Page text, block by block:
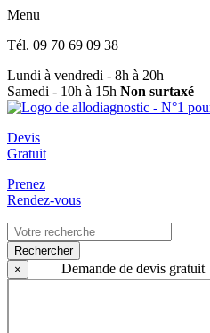
Menu
Tél. 09 70 69 09 38
Lundi à vendredi - 8h à 20h
Samedi - 10h à 15h Non surtaxé
Devis
Gratuit
Prenez
Rendez-vous
Rechercher
×
Demande de devis gratuit